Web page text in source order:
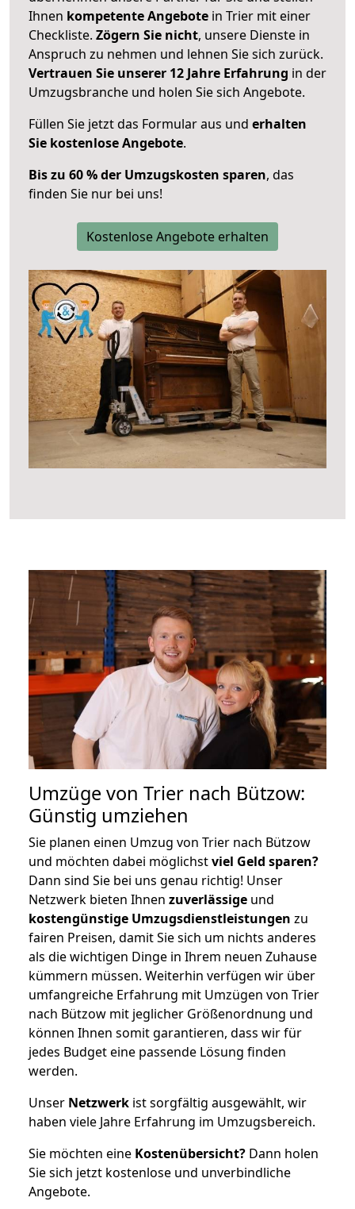
Ihnen kompetente Angebote in Trier mit einer
Checkliste. Zögern Sie nicht, unsere Dienste in
Anspruch zu nehmen und lehnen Sie sich zurück.
Vertrauen Sie unserer 12 Jahre Erfahrung in der
Umzugsbranche und holen Sie sich Angebote.
Füllen Sie jetzt das Formular aus und erhalten
Sie kostenlose Angebote.
Bis zu 60 % der Umzugskosten sparen, das
finden Sie nur bei uns!
Kostenlose Angebote erhalten
Umzüge von Trier nach Bützow:
Günstig umziehen
Sie planen einen Umzug von Trier nach Bützow
und möchten dabei möglichstviel Geld sparen?
Dann sind Sie bei uns genau richtig! Unser
Netzwerk bieten Ihnen zuverlässige und
kostengünstige Umzugsdienstleistungen zu
fairen Preisen, damit Sie sich um nichts anderes
als die wichtigen Dinge in Ihrem neuen Zuhause
kümmern müssen. Weiterhin verfügen wir über
umfangreiche Erfahrung mit Umzügen von Trier
nach Bützow mit jeglicher Größenordnung und
können Ihnen somit garantieren, dass wir für
jedes Budget eine passende Lösung finden
werden.
Unser Netzwerk ist sorgfältig ausgewählt, wir
haben viele Jahre Erfahrung im Umzugsbereich.
Sie möchten eine Kostenübersicht? Dann holen
Sie sich jetzt kostenlose und unverbindliche
Angebote.